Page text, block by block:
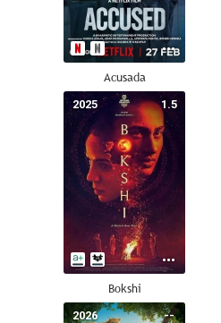
Acusada
1.5
2025
Bokshi
--
2026